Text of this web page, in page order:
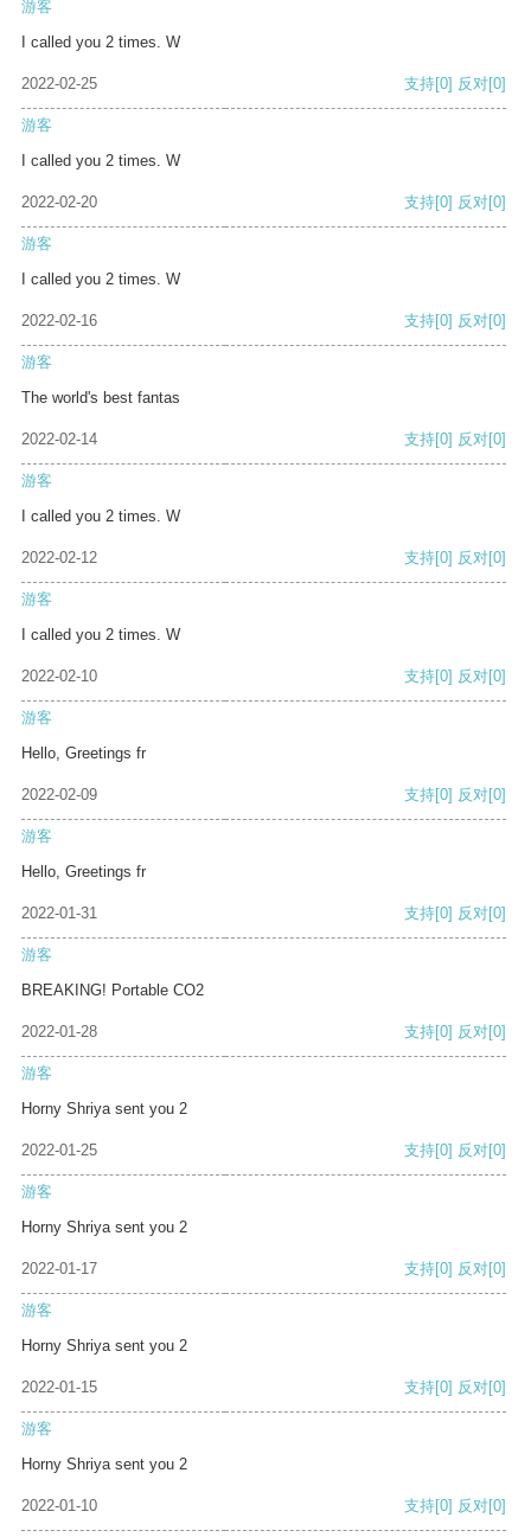
游客
I called you 2 times. W
2022-02-25 支持[0] 反对[0]
游客
I called you 2 times. W
2022-02-20 支持[0] 反对[0]
游客
I called you 2 times. W
2022-02-16 支持[0] 反对[0]
游客
The world's best fantas
2022-02-14 支持[0] 反对[0]
游客
I called you 2 times. W
2022-02-12 支持[0] 反对[0]
游客
I called you 2 times. W
2022-02-10 支持[0] 反对[0]
游客
Hello, Greetings fr
2022-02-09 支持[0] 反对[0]
游客
Hello, Greetings fr
2022-01-31 支持[0] 反对[0]
游客
BREAKING! Portable CO2
2022-01-28 支持[0] 反对[0]
游客
Horny Shriya sent you 2
2022-01-25 支持[0] 反对[0]
游客
Horny Shriya sent you 2
2022-01-17 支持[0] 反对[0]
游客
Horny Shriya sent you 2
2022-01-15 支持[0] 反对[0]
游客
Horny Shriya sent you 2
2022-01-10 支持[0] 反对[0]